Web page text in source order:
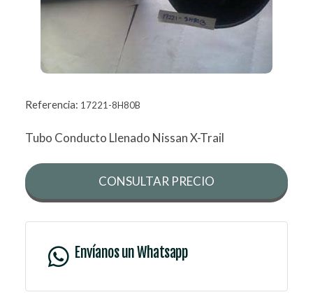
Referencia: 17221-8H80B
Tubo Conducto Llenado Nissan X-Trail
CONSULTAR PRECIO
Envíanos un Whatsapp